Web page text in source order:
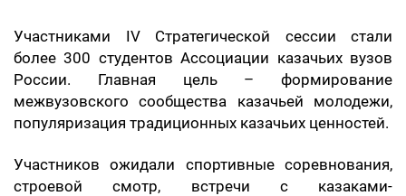
Участниками IV Стратегической сессии стали
более 300 студентов Ассоциации казачьих вузов
России. Главная цель – формирование
межвузовского сообщества казачьей молодежи,
популяризация традиционных казачьих ценностей.
Участников ожидали спортивные соревнования,
строевой смотр, встречи с казаками-